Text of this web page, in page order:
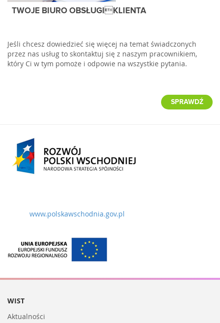
TWOJE BIURO OBSŁUGIKLIENTA
Jeśli chcesz dowiedzieć się więcej na temat świadczonych
przez nas usług to skontaktuj się z naszym pracownikiem,
który Ci w tym pomoże i odpowie na wszystkie pytania.
SPRAWDŹ
www.polskawschodnia.gov.pl
WIST
Aktualności